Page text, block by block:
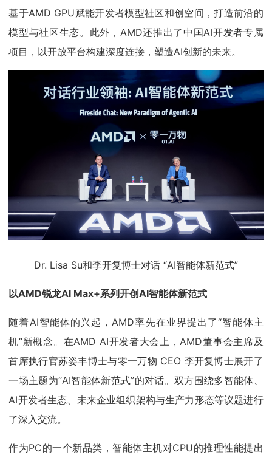
基于AMD GPU赋能开发者模型社区和创空间，打造前沿的
模型与社区生态。此外，AMD还推出了中国AI开发者专属
项目，以开放平台构建深度连接，塑造AI创新的未来。
Dr. Lisa Su和李开复博士对话 “AI智能体新范式”
以AMD锐龙AI Max+系列开创AI智能体新范式
随着AI智能体的兴起，AMD率先在业界提出了“智能体主
机”新概念。在AMD AI开发者大会上，AMD董事会主席及
首席执行官苏姿丰博士与零一万物 CEO 李开复博士展开了
一场主题为“AI智能体新范式”的对话。双方围绕多智能体、
AI开发者生态、未来企业组织架构与生产力形态等议题进行
了深入交流。
作为PC的一个新品类，智能体主机对CPU的推理性能提出